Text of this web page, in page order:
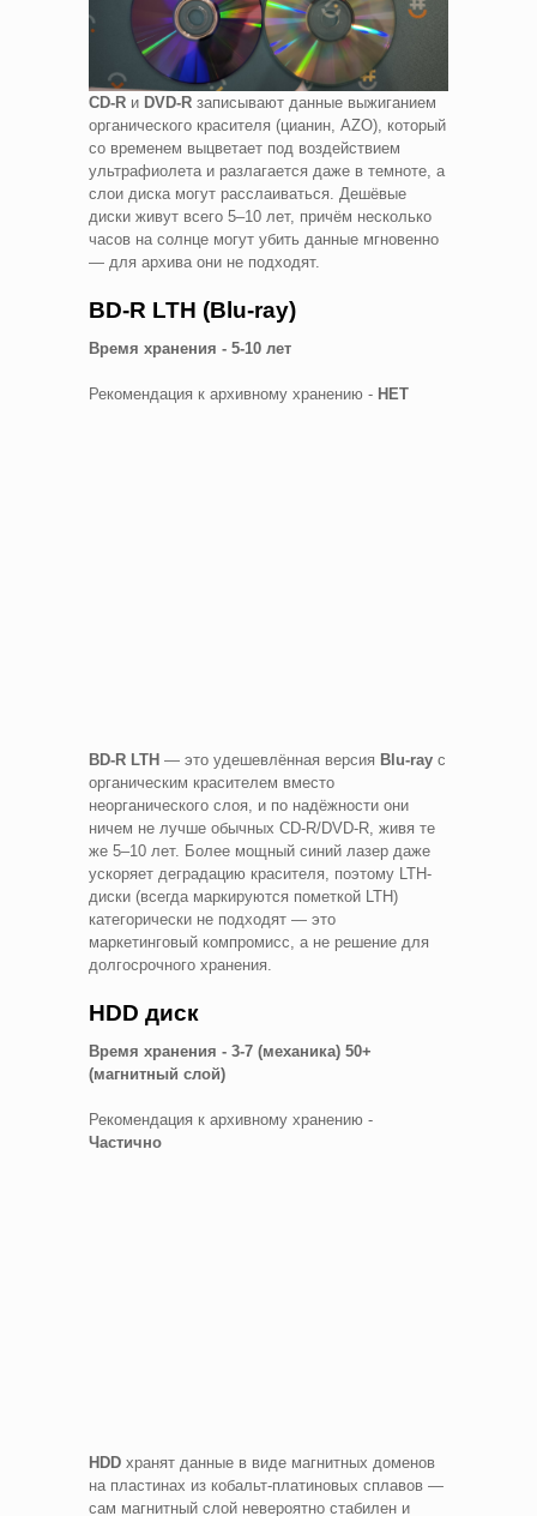
CD-R и DVD-R записывают данные выжиганием
органического красителя (цианин, AZO), который
со временем выцветает под воздействием
ультрафиолета и разлагается даже в темноте, а
слои диска могут расслаиваться. Дешёвые
диски живут всего 5–10 лет, причём несколько
часов на солнце могут убить данные мгновенно
— для архива они не подходят.
BD-R LTH (Blu-ray)
Время хранения - 5-10 лет
Рекомендация к архивному хранению - НЕТ
BD-R LTH — это удешевлённая версия Blu-ray с
органическим красителем вместо
неорганического слоя, и по надёжности они
ничем не лучше обычных CD-R/DVD-R, живя те
же 5–10 лет. Более мощный синий лазер даже
ускоряет деградацию красителя, поэтому LTH-
диски (всегда маркируются пометкой LTH)
категорически не подходят — это
маркетинговый компромисс, а не решение для
долгосрочного хранения.
HDD диск
Время хранения - 3-7 (механика) 50+
(магнитный слой)
Рекомендация к архивному хранению -
Частично
HDD хранят данные в виде магнитных доменов
на пластинах из кобальт-платиновых сплавов —
сам магнитный слой невероятно стабилен и